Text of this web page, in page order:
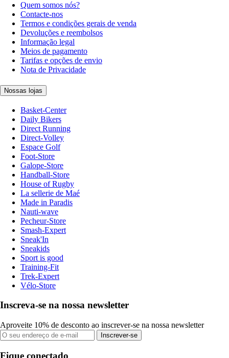
Quem somos nós?
Contacte-nos
Termos e condições gerais de venda
Devoluções e reembolsos
Informação legal
Meios de pagamento
Tarifas e opções de envio
Nota de Privacidade
Nossas lojas
Basket-Center
Daily Bikers
Direct Running
Direct-Volley
Espace Golf
Foot-Store
Galope-Store
Handball-Store
House of Rugby
La sellerie de Maé
Made in Paradis
Nauti-wave
Pecheur-Store
Smash-Expert
Sneak'In
Sneakids
Sport is good
Training-Fit
Trek-Expert
Vélo-Store
Inscreva-se na nossa newsletter
Aproveite 10% de desconto ao inscrever-se na nossa newsletter
Inscrever-se
Fique conectado